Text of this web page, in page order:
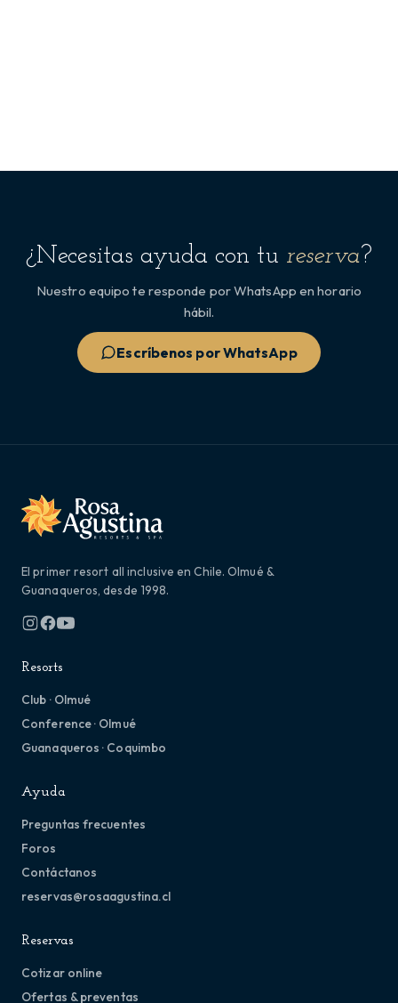
¿Necesitas ayuda con tu reserva?
Nuestro equipo te responde por WhatsApp en horario
hábil.
Escríbenos por WhatsApp
El primer resort all inclusive en Chile. Olmué &
Guanaqueros, desde 1998.
Resorts
Club · Olmué
Conference · Olmué
Guanaqueros · Coquimbo
Ayuda
Preguntas frecuentes
Foros
Contáctanos
reservas@rosaagustina.cl
Reservas
Cotizar online
Ofertas & preventas